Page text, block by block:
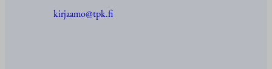
kirjaamo@tpk.fi